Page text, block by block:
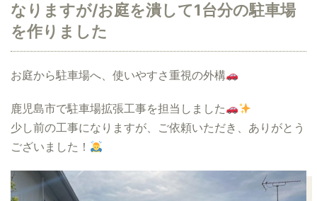
なりますが/お庭を潰して1台分の駐車場
を作りました
お庭から駐車場へ、使いやすさ重視の外構
鹿児島市で駐車場拡張工事を担当しました
少し前の工事になりますが、ご依頼いただき、ありがとう
ございました！